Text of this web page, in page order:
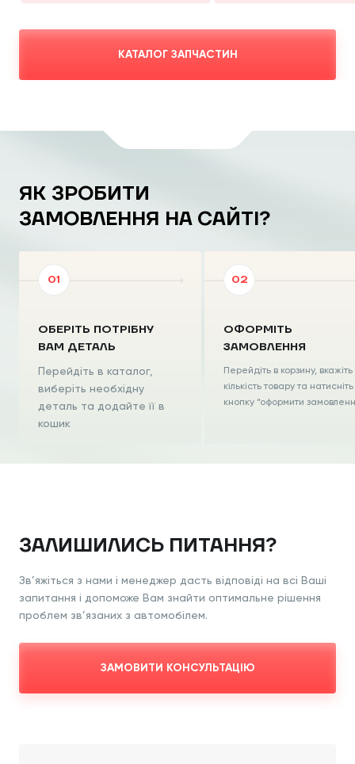
КАТАЛОГ ЗАПЧАСТИН
ЯК ЗРОБИТИ
ЗАМОВЛЕННЯ НА САЙТІ?
ОБЕРІТЬ ПОТРІБНУ
ВАМ ДЕТАЛЬ
Перейдіть в каталог,
виберіть необхідну
деталь та додайте її в
кошик
ОФОРМІТЬ
ЗАМОВЛЕННЯ
Перейдіть в корзину, вкажіть
кількість товару та натисніть
кнопку “оформити
ЗАЛИШИЛИСЬ ПИТАННЯ?
Зв’яжіться з нами і менеджер дасть відповіді на всі Ваші
запитання і допоможе Вам знайти оптимальне рішення
проблем зв’язаних з автомобілем.
ЗАМОВИТИ КОНСУЛЬТАЦІЮ